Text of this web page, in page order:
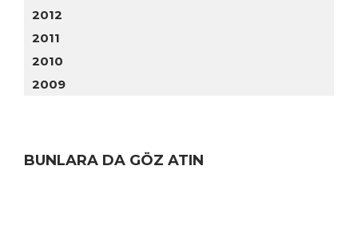
2012
2011
2010
2009
BUNLARA DA GÖZ ATIN